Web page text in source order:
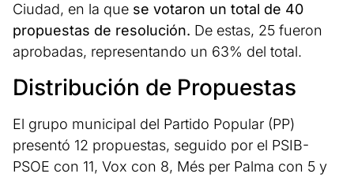
Ciudad, en la que se votaron un total de 40
propuestas de resolución. De estas, 25 fueron
aprobadas, representando un 63% del total.
Distribución de Propuestas
El grupo municipal del Partido Popular (PP)
presentó 12 propuestas, seguido por el PSIB-
PSOE con 11, Vox con 8, Més per Palma con 5 y